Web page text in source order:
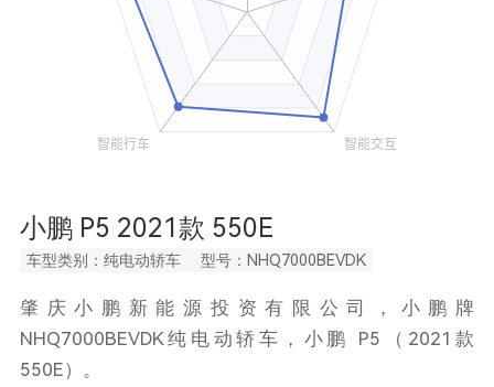
小鹏 P5 2021款 550E
车型类别：纯电动轿车 型号：NHQ7000BEVDK
肇庆小鹏新能源投资有限公司，小鹏牌
NHQ7000BEVDK纯电动轿车，小鹏 P5（2021款
550E）。